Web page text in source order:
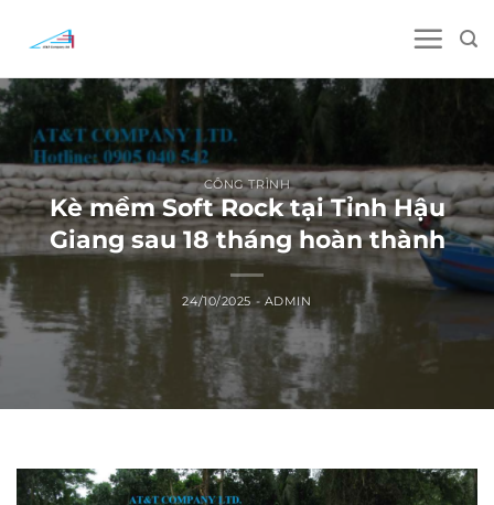
CÔNG TRÌNH
Kè mềm Soft Rock tại Tỉnh Hậu
Giang sau 18 tháng hoàn thành
24/10/2025 - ADMIN